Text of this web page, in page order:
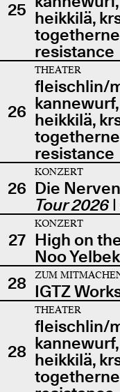
25 heikkilä,
resistance
26
THEATER
fleischlin/
heikkilä,
resistance
26
KONZERT
Die
Tour 2026|
27
KONZERT
High on
Noo
28
ZUM
IGTZ
28
THEATER
fleischlin/
heikkilä,